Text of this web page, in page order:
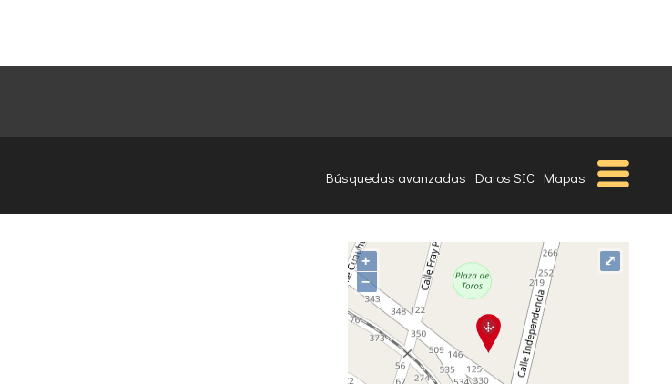
Búsquedas avanzadas Datos SIC Mapas
+
−
⤢